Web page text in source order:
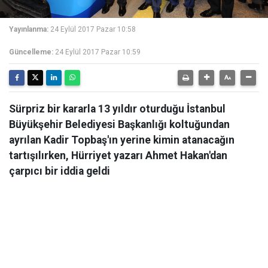
Yayınlanma: 24 Eylül 2017 Pazar 10:58
Güncelleme: 24 Eylül 2017 Pazar 10:59
Sürpriz bir kararla 13 yıldır oturduğu İstanbul
Büyükşehir Belediyesi Başkanlığı koltuğundan
ayrılan Kadir Topbaş'ın yerine kimin atanacağın
tartışılırken, Hürriyet yazarı Ahmet Hakan'dan
çarpıcı bir iddia geldi